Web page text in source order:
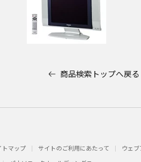
商品検索トップへ戻る
トマップ サイトのご利用にあたって ウェ